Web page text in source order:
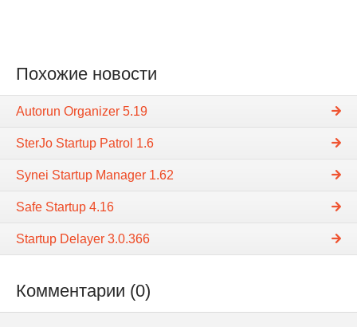
Похожие новости
Autorun Organizer 5.19
SterJo Startup Patrol 1.6
Synei Startup Manager 1.62
Safe Startup 4.16
Startup Delayer 3.0.366
Комментарии (0)